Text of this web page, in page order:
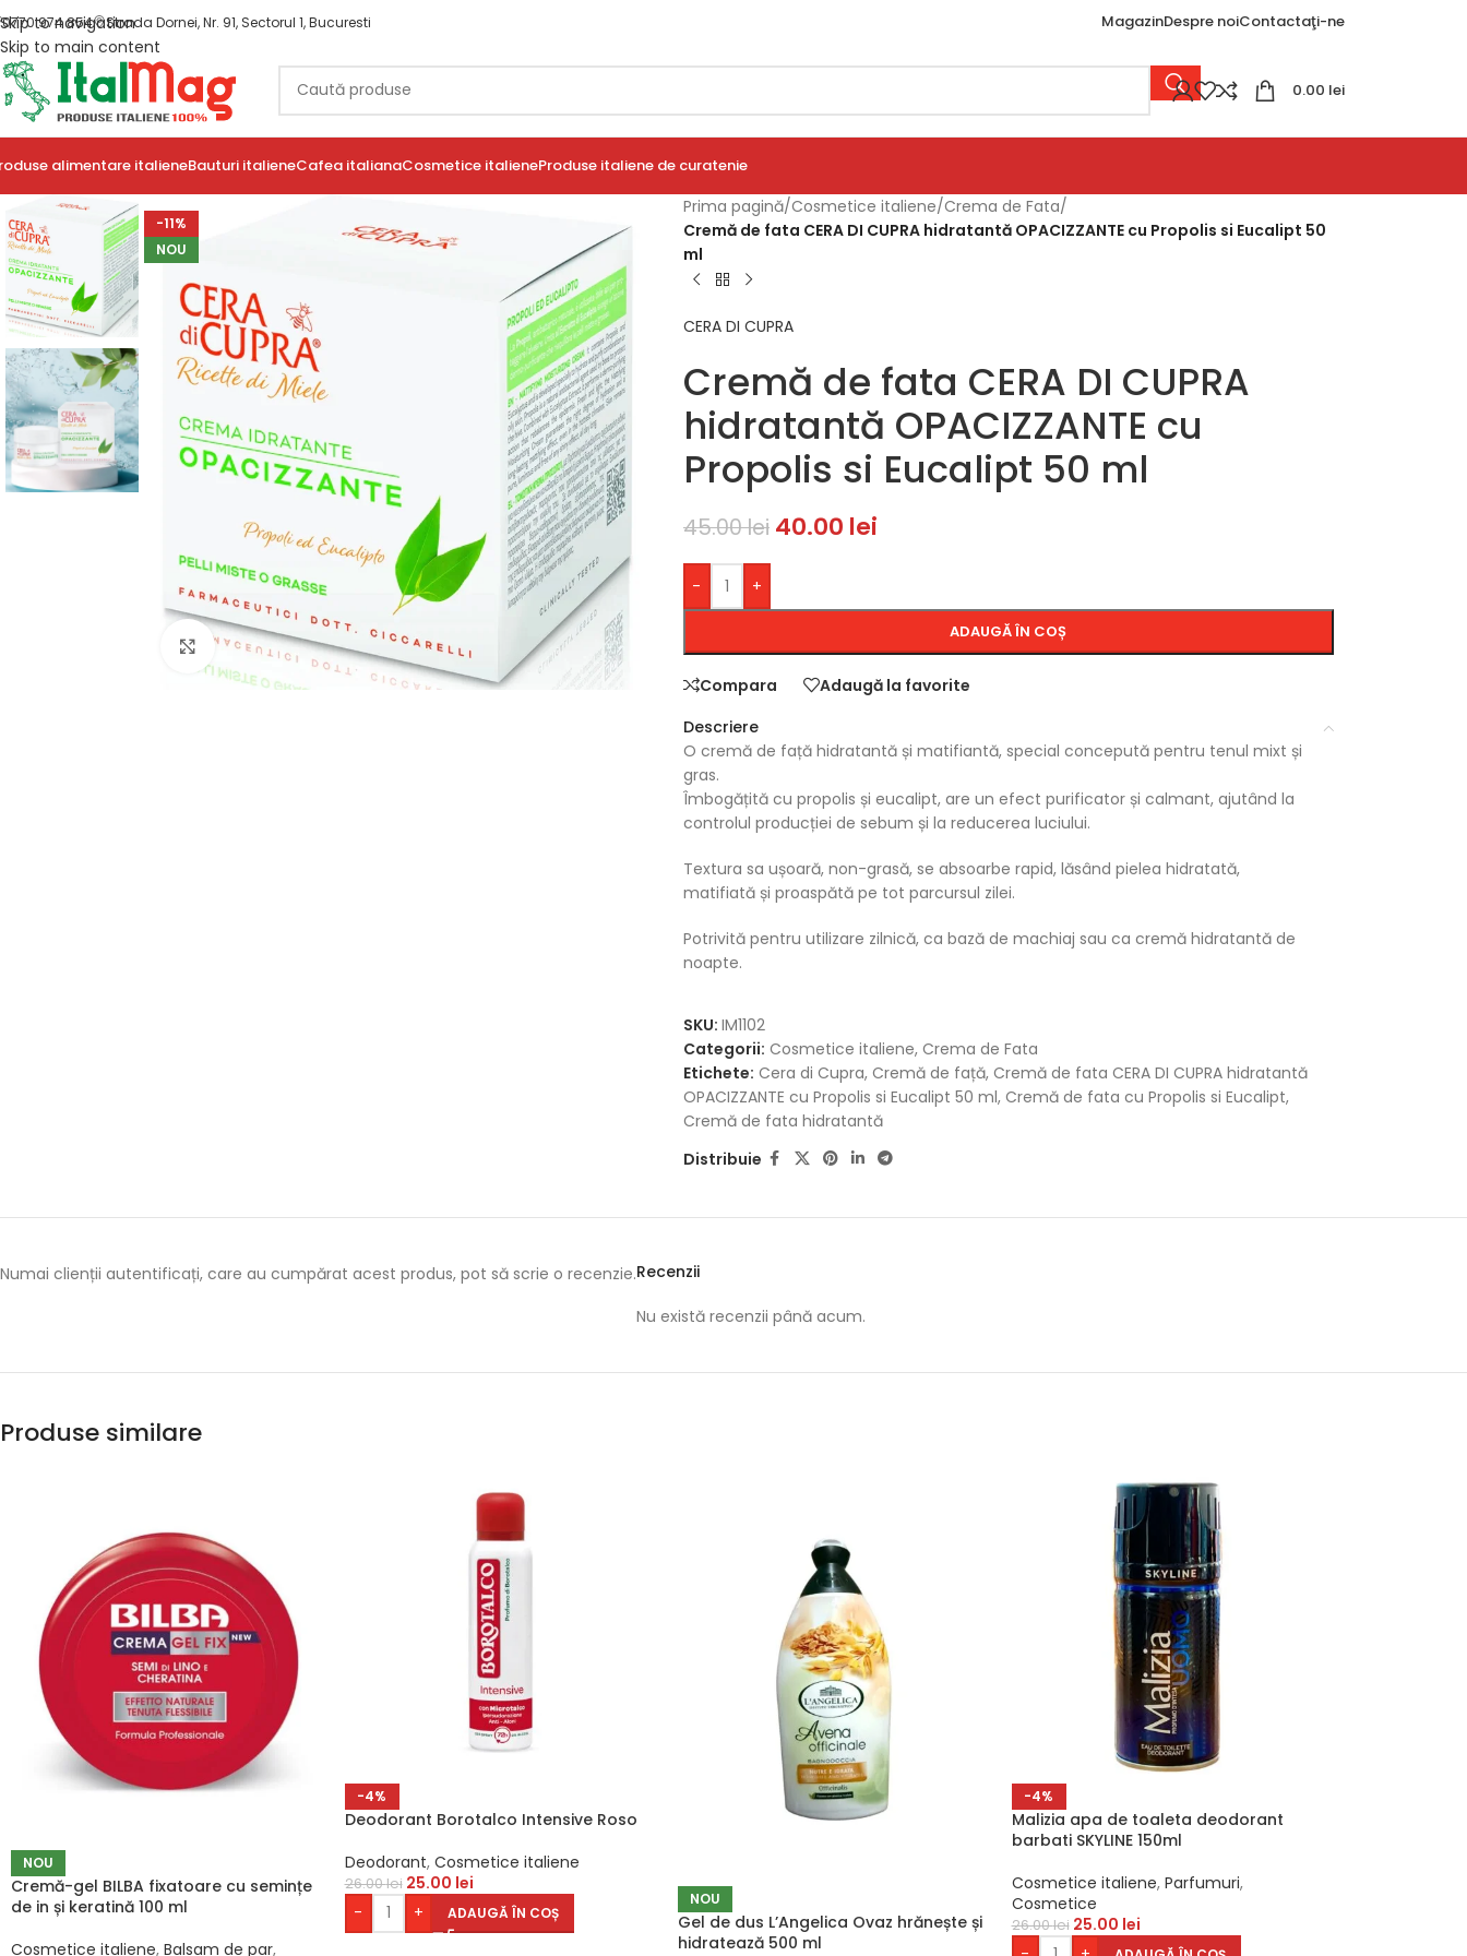
Skip to navigation
Skip to main content
0770 974 854 Strada Dornei, Nr. 91, Sectorul 1, Bucuresti MagazinDespre noiContactaţi-ne
0.00 lei
alimentare italieneBauturi italieneCafea italianaCosmetice italieneProduse italiene de curatenie
-11%
NOU
Faceți click pentru a mări
Prima pagină/Cosmetice italiene/Crema de Fata/
Cremă de fata CERA DI CUPRA hidratantă OPACIZZANTE cu Propolis si Eucalipt 50
ml
CERA DI CUPRA
Cremă de fata CERA DI CUPRA
hidratantă OPACIZZANTE cu
Propolis si Eucalipt 50 ml
45.00lei 40.00 lei
- +
ADAUGĂ ÎN COȘ
Compara
Adaugă la favorite
Descriere
O cremă de față hidratantă și matifiantă, special concepută pentru tenul mixt și
gras.
Îmbogățită cu propolis și eucalipt, are un efect purificator și calmant, ajutând la
controlul producției de sebum și la reducerea luciului.
Textura sa ușoară, non-grasă, se absoarbe rapid, lăsând pielea hidratată,
matifiată și proaspătă pe tot parcursul zilei.
Potrivită pentru utilizare zilnică, ca bază de machiaj sau ca cremă hidratantă de
noapte.
SKU: IM1102
Categorii: Cosmetice italiene, Crema de Fata
Etichete: Cera di Cupra, Cremă de față, Cremă de fata CERA DI CUPRA hidratantă
OPACIZZANTE cu Propolis si Eucalipt 50 ml, Cremă de fata cu Propolis si Eucalipt,
Cremă de fata hidratantă
Distribuie
Recenzii
Nu există recenzii până acum.
Numai clienții autentificați, care au cumpărat acest produs, pot să scrie o recenzie.
Produse similare
NOU
Cremă-gel BILBA fixatoare cu semințe
de in și keratină 100 ml
Cosmetice italiene, Balsam de par,
-4%
Deodorant Borotalco Intensive Roso
Deodorant, Cosmetice italiene
26.00lei 25.00 lei
-
+ ADAUGĂ ÎN COȘ
NOU
Gel de dus L’Angelica Ovaz hrănește și
hidratează 500 ml
-4%
Malizia apa de toaleta deodorant
barbati SKYLINE 150ml
Cosmetice italiene, Parfumuri,
Cosmetice
26.00lei 25.00 lei